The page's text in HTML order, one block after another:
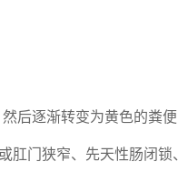
后逐渐转变为黄色的粪
肛门狭窄、先天性肠闭锁